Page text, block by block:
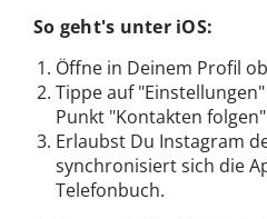
So geht's unter iOS:
Öffne in Deinem Profil
Tippe auf
Punkt "Kontakten
Erlaubst Du Instagram
synchronisiert sich die
Telefonbuch.